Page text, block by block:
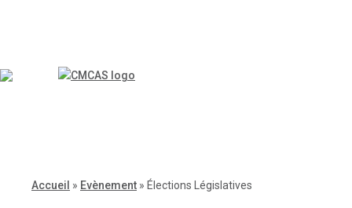
Accueil » Evènement » Élections Législatives